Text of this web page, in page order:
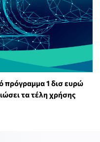
πρόγραμμα 1 δισ ευρώ
τα τέλη χρήσης